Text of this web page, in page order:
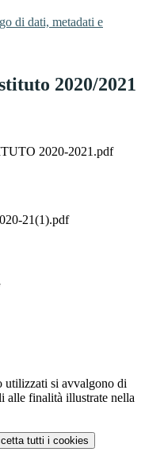
di dati, metadati e
2020/2021
2020-2021.pdf
21(1).pdf
utilizzati si avvalgono di
alle finalità illustrate nella
tutti i cookies